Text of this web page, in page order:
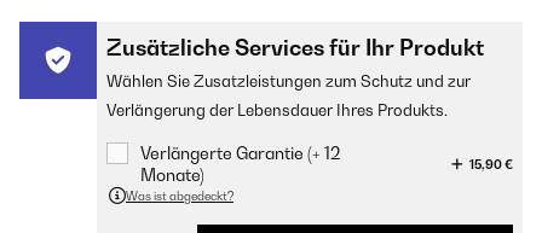
Zusätzliche Services für Ihr Produkt
Wählen Sie Zusatzleistungen zum Schutz und zur
Verlängerung der Lebensdauer Ihres Produkts.
Verlängerte Garantie (+ 12
Monate)
15,90 €
Was ist abgedeckt?